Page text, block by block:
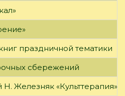
праздничной тематики
сбережений
Железняк «Культтерапия»